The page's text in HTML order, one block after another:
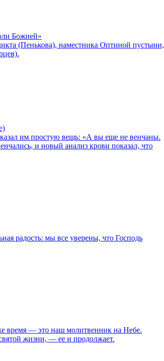
Божией»
(Пенькова), наместника Оптиной пустыни,
им простую вещь: «А вы еще не венчаны.
и новый анализ крови показал, что
радость: мы все уверены, что Господь
время — это наш молитвенник на Небе.
жизни, — ее и продолжает.